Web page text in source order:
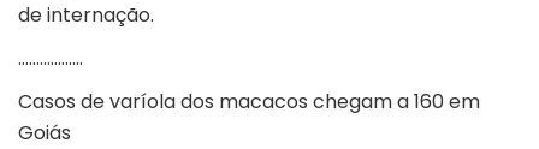
de internação.
………………
Casos de varíola dos macacos chegam a 160 em
Goiás